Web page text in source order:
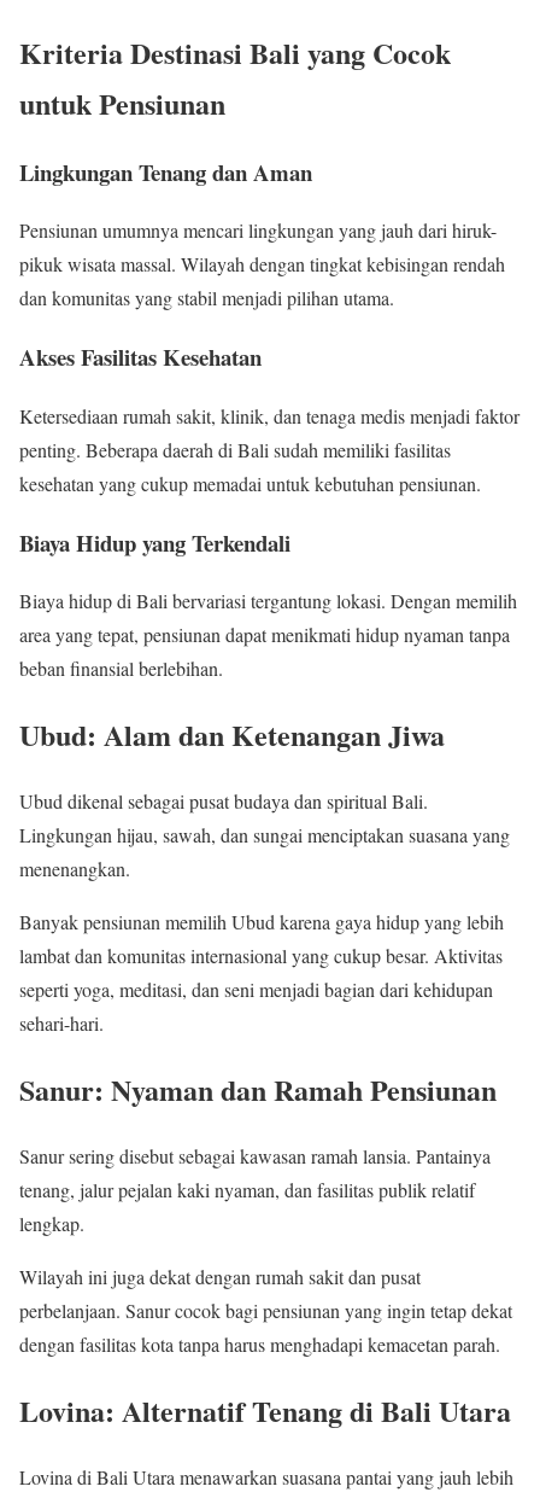
Kriteria Destinasi Bali yang Cocok
untuk Pensiunan
Lingkungan Tenang dan Aman
Pensiunan umumnya mencari lingkungan yang jauh dari hiruk-
pikuk wisata massal. Wilayah dengan tingkat kebisingan rendah
dan komunitas yang stabil menjadi pilihan utama.
Akses Fasilitas Kesehatan
Ketersediaan rumah sakit, klinik, dan tenaga medis menjadi faktor
penting. Beberapa daerah di Bali sudah memiliki fasilitas
kesehatan yang cukup memadai untuk kebutuhan pensiunan.
Biaya Hidup yang Terkendali
Biaya hidup di Bali bervariasi tergantung lokasi. Dengan memilih
area yang tepat, pensiunan dapat menikmati hidup nyaman tanpa
beban finansial berlebihan.
Ubud: Alam dan Ketenangan Jiwa
Ubud dikenal sebagai pusat budaya dan spiritual Bali.
Lingkungan hijau, sawah, dan sungai menciptakan suasana yang
menenangkan.
Banyak pensiunan memilih Ubud karena gaya hidup yang lebih
lambat dan komunitas internasional yang cukup besar. Aktivitas
seperti yoga, meditasi, dan seni menjadi bagian dari kehidupan
sehari-hari.
Sanur: Nyaman dan Ramah Pensiunan
Sanur sering disebut sebagai kawasan ramah lansia. Pantainya
tenang, jalur pejalan kaki nyaman, dan fasilitas publik relatif
lengkap.
Wilayah ini juga dekat dengan rumah sakit dan pusat
perbelanjaan. Sanur cocok bagi pensiunan yang ingin tetap dekat
dengan fasilitas kota tanpa harus menghadapi kemacetan parah.
Lovina: Alternatif Tenang di Bali Utara
Lovina di Bali Utara menawarkan suasana pantai yang jauh lebih